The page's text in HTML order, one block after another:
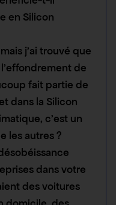
en Silicon
j’ai trouvé que
de
fait partie de
dans la Silicon
c’est un
les autres ?
dans votre
des voitures